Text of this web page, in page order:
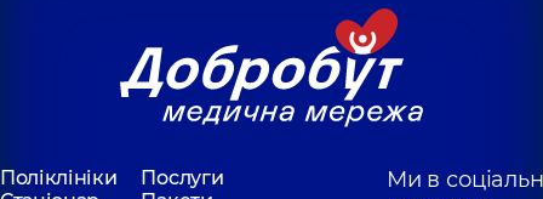
Поліклініки
Послуги
Ми в